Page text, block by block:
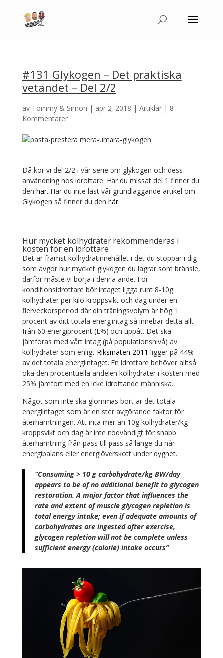
#131 Glykogen – Det praktiska
vetandet – Del 2/2
av Tommy & Simon | apr 2, 2018 | Artiklar| 8
Kommentarer
Då kör vi del 2/2 i vår serie om glykogen och dess
användning hos idrottare. Har du missat del 1 finner du
den här. Har du inte läst vår grundläggande artikel om
Glykogen så finner du den här.
Hur mycket kolhydrater rekommenderas i
kosten för en idrottare
Det är främst kolhydratinnehållet i det du stoppar i dig
som avgör hur mycket glykogen du lagrar som bränsle,
därför måste vi börja i denna ände. För
konditionsidrottare bör intaget ligga runt 8-10g
kolhydrater per kilo kroppsvikt och dag under en
flerveckorsperiod där din träningsvolym är hög. I
procent av ditt totala energiintag så innebär detta allt
från 60 energiprocent (E%) och uppåt. Det ska
jämföras med vårt intag (på populationsnivå) av
kolhydrater som enligt Riksmaten 2011 ligger på 44%
av det totala energiintaget. En idrottare behöver alltså
öka den procentuella andelen kolhydrater i kosten med
25% jämfört med en icke idrottande människa.
Något som inte ska glömmas bort är det totala
energiintaget som är en stor avgörande faktor för
återhämtningen. Att inta mer än 10g kolhydrater/kg
kroppsvikt och dag är inte nödvändigt för snabb
återhämtning från pass till pass så länge du når
energibalans eller energiöverskott under dygnet.
“Consuming > 10 g carbohydrate/kg BW/day
appears to be of no additional benefit to glycogen
restoration. A major factor that influences the
rate and extent of muscle glycogen repletion is
total energy intake; even if adequate amounts of
carbohydrates are ingested after exercise,
glycogen repletion will not be complete unless
sufficient energy (calorie) intake occurs”